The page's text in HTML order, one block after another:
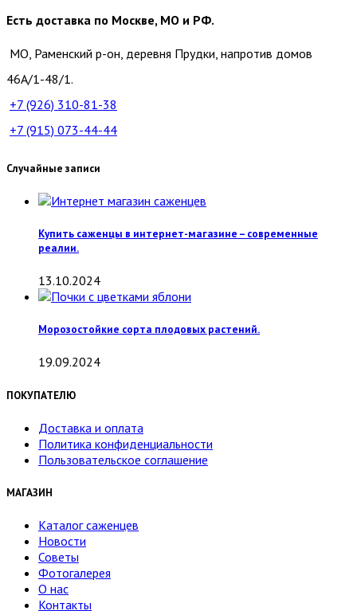
Есть доставка по Москве, МО и РФ.
МО, Раменский р-он, деревня Прудки, напротив домов
46А/1-48/1.
+7 (926) 310-81-38
+7 (915) 073-44-44
Случайные записи
Купить саженцы в интернет-магазине – современные
реалии.
13.10.2024
Морозостойкие сорта плодовых растений.
19.09.2024
ПОКУПАТЕЛЮ
Доставка и оплата
Политика конфиденциальности
Пользовательское соглашение
МАГАЗИН
Каталог саженцев
Новости
Советы
Фотогалерея
О нас
Контакты